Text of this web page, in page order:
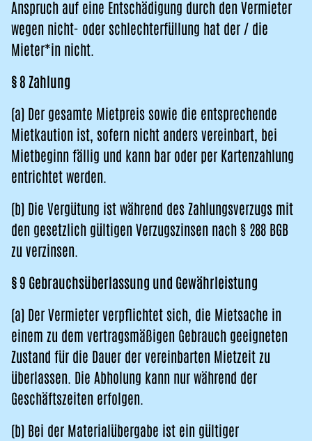
Anspruch auf eine Entschädigung durch den Vermieter
wegen nicht- oder schlechterfüllung hat der / die
Mieter*in nicht.
§ 8 Zahlung
(a) Der gesamte Mietpreis sowie die entsprechende
Mietkaution ist, sofern nicht anders vereinbart, bei
Mietbeginn fällig und kann bar oder per Kartenzahlung
entrichtet werden.
(b) Die Vergütung ist während des Zahlungsverzugs mit
den gesetzlich gültigen Verzugszinsen nach § 288 BGB
zu verzinsen.
§ 9 Gebrauchsüberlassung und Gewährleistung
(a) Der Vermieter verpflichtet sich, die Mietsache in
einem zu dem vertragsmäßigen Gebrauch geeigneten
Zustand für die Dauer der vereinbarten Mietzeit zu
überlassen. Die Abholung kann nur während der
Geschäftszeiten erfolgen.
(b) Bei der Materialübergabe ist ein gültiger